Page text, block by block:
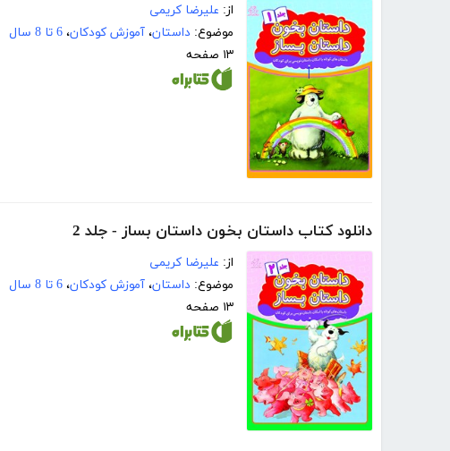
از: علیرضا کریمی
موضوع: داستان، آموزش کودکان، 6 تا 8 سال
۱۳ صفحه
دانلود کتاب داستان بخون داستان بساز - جلد 2
از: علیرضا کریمی
موضوع: داستان، آموزش کودکان، 6 تا 8 سال
۱۳ صفحه